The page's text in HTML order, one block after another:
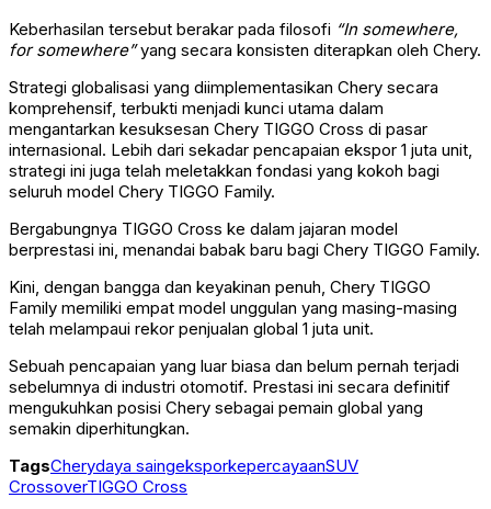
Keberhasilan tersebut berakar pada filosofi “In somewhere,
for somewhere”yang secara konsisten diterapkan oleh Chery.
Strategi globalisasi yang diimplementasikan Chery secara
komprehensif, terbukti menjadi kunci utama dalam
mengantarkan kesuksesan Chery TIGGO Cross di pasar
internasional. Lebih dari sekadar pencapaian ekspor 1 juta unit,
strategi ini juga telah meletakkan fondasi yang kokoh bagi
seluruh model Chery TIGGO Family.
Bergabungnya TIGGO Cross ke dalam jajaran model
berprestasi ini, menandai babak baru bagi Chery TIGGO Family.
Kini, dengan bangga dan keyakinan penuh, Chery TIGGO
Family memiliki empat model unggulan yang masing-masing
telah melampaui rekor penjualan global 1 juta unit.
Sebuah pencapaian yang luar biasa dan belum pernah terjadi
sebelumnya di industri otomotif. Prestasi ini secara definitif
mengukuhkan posisi Chery sebagai pemain global yang
semakin diperhitungkan.
TagsCherydaya saingeksporkepercayaanSUV
CrossoverTIGGO Cross